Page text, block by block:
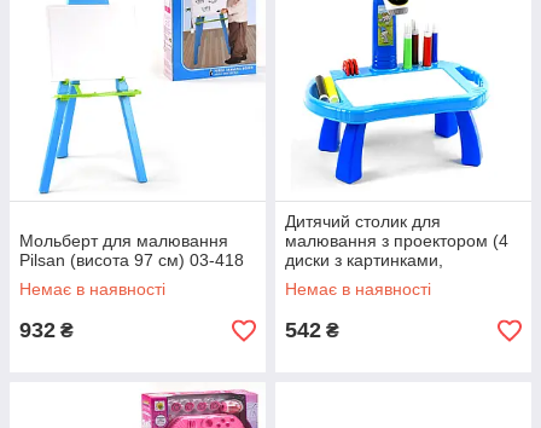
Мольберт для малювання
Pilsan (висота 97 см) 03-418
Немає в наявності
932 ₴
Дитячий столик для
малювання з проектором (4
диски з картинками,
фломастери 8 штук) 22088-
17 AB Синій
Немає в наявності
542 ₴